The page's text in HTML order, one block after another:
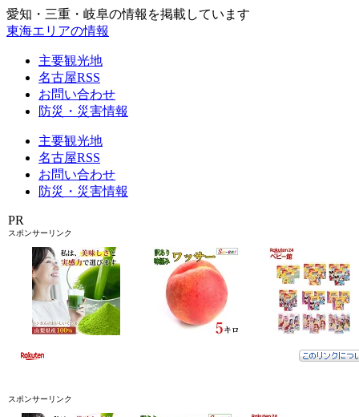
愛知・三重・岐阜の情報を掲載しています
東海エリアの情報
主要観光地
名古屋RSS
お問い合わせ
防災・災害情報
主要観光地
名古屋RSS
お問い合わせ
防災・災害情報
PR
スポンサーリンク
スポンサーリンク